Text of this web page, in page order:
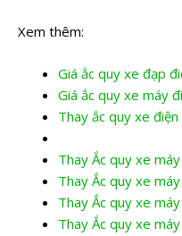
Xem thêm:
Giá ắc quy xe đạp
Giá ắc quy xe máy
Thay ắc quy xe
Thay Ắc quy xe
Thay Ắc quy xe
Thay Ắc quy xe
Thay Ắc quy xe